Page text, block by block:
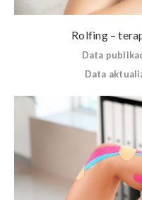
Rolfing –
Data
Data